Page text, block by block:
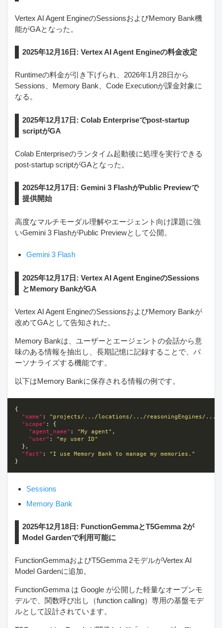
Vertex AI Agent EngineのSessionsおよびMemory Bank機
能がGAとなった。
2025年12月16日: Vertex AI Agent Engineの料金改定
Runtimeの料金が引き下げられ、2026年1月28日から
Sessions、Memory Bank、Code Executionが課金対象に
なる。
2025年12月17日: Colab Enterpriseでpost-startup
scriptがGA
Colab Enterpriseのランタイム起動後に処理を実行できる
post-startup scriptがGAとなった。
2025年12月17日: Gemini 3 FlashがPublic Previewで
提供開始
高度なマルチモーダル理解やエージェント向け課題に強
いGemini 3 FlashがPublic Previewとして公開。
Gemini 3 Flash
2025年12月17日: Vertex AI Agent EngineのSessions
とMemory BankがGA
Vertex AI Agent EngineのSessionsおよびMemory Bankが
改めてGAとして告知された。
Memory Bankは、ユーザーとエージェントの会話から意
味のある情報を抽出し、長期記憶に記録することで、パ
ーソナライズする機能です。
以下はMemory Bankに保存される情報の例です。
"name" : "projects/.../locations/.../reasoningEngines/.../
"scope"
"agent_name" : "My agent"
"user" : "my user ID"
"fact" : "I use Memory Bank to manage my memories."
Sessions
Memory Bank
2025年12月18日: FunctionGemmaとT5Gemma 2が
Model Gardenで利用可能に
FunctionGemmaおよびT5Gemma 2モデルがVertex AI
Model Gardenに追加。
FunctionGemma は Google が公開した軽量なオープンモ
デルで、関数呼び出し（function calling）専用の基盤モデ
ルとして設計されています。